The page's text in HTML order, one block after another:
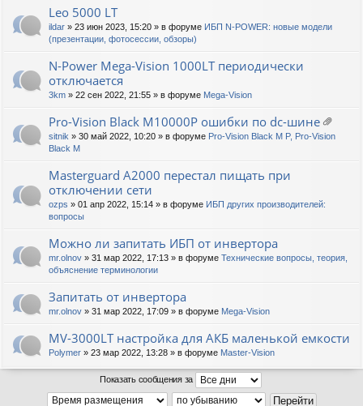
Leo 5000 LT
ildar » 23 июн 2023, 15:20 » в форуме ИБП N-POWER: новые модели
(презентации, фотосессии, обзоры)
N-Power Mega-Vision 1000LT периодически
отключается
3km » 22 сен 2022, 21:55 » в форуме Mega-Vision
Pro-Vision Black M10000P ошибки по dc-шине
ло
sitnik » 30 май 2022, 10:20 » в форуме Pro-Vision Black M P, Pro-Vision
Black M
Masterguard A2000 перестал пищать при
отключении сети
ozps » 01 апр 2022, 15:14 » в форуме ИБП других производителей:
вопросы
Можно ли запитать ИБП от инвертора
mr.olnov » 31 мар 2022, 17:13 » в форуме Технические вопросы, теория,
объяснение терминологии
Запитать от инвертора
mr.olnov » 31 мар 2022, 17:09 » в форуме Mega-Vision
MV-3000LT настройка для АКБ маленькой емкости
Polymer » 23 мар 2022, 13:28 » в форуме Master-Vision
Показать сообщения за